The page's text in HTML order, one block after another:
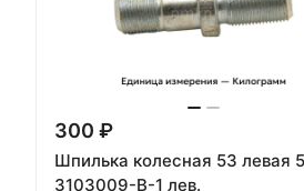
300 ₽
Шпилька колесная 53 левая 51-
3103009-В-1 лев.